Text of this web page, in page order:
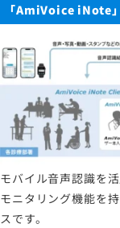
「AmiVoice iNote
モバイル音声認識を
モニタリング機能を
スです。